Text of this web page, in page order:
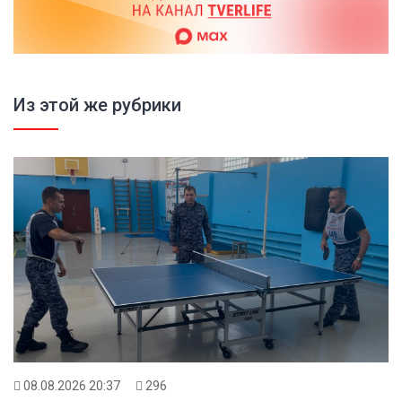
Из этой же рубрики
08.08.2026 20:37 296